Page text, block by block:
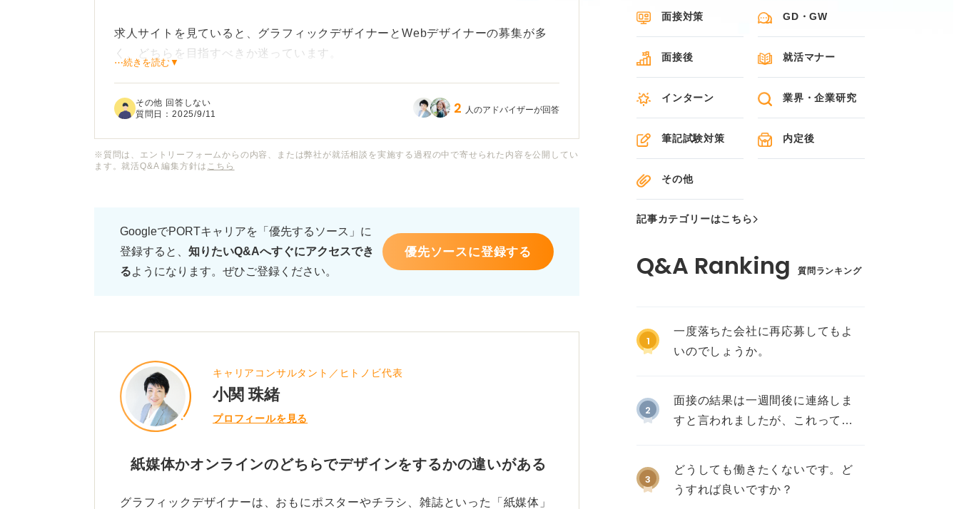
求人サイトを見ていると、グラフィックデザイナーとWebデザイナーの募集が多
く、どちらを目指すべきか迷っています。
す。それぞれの仕事内容や必要なスキル、将来性の違いなどを具体的に知りたいで
未経験から挑戦する場合、どちらのほうが転職しやすいのでしょうか？ また、そ
⋯続きを読む▼
その他 回答しない
質問日：2025/9/11 2 人のアドバイザーが回答
※質問は、エントリーフォームからの内容、または弊社が就活相談を実施する過程の中で寄せられた内容を公開してい
ます。就活Q&A 編集方針は こちら
GoogleでPORTキャリアを「優先するソース」に
登録すると、 知りたいQ&Aへすぐにアクセスでき
るようになります。ぜひご登録ください。
優先ソースに登録する
キャリアコンサルタント／ヒトノビ代表
小関 珠緒
プロフィールを見る
紙媒体かオンラインのどちらでデザインをするかの違いがある
グラフィックデザイナーは、おもにポスターやチラシ、雑誌といった「紙媒体」
面接対策 GD・GW
面接後 就活マナー
インターン 業界・企業研究
筆記試験対策 内定後
その他
記事カテゴリーはこちら
質問ランキング
1
一度落ちた会社に再応募してもよ
いのでしょうか。
2
面接の結果は一週間後に連絡しま
すと言われましたが、これって不
3
どうしても働きたくないです。ど
うすれば良いですか？